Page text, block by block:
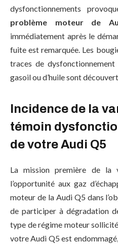
dysfonctionnements
problème moteur de
immédiatement après le
fuite est remarquée. Les
traces de
gasoil ou d’huile sont
Incidence de la
témoin
de votre Audi Q5
La mission première de la
l’opportunité aux gaz
moteur de la Audi Q5 dans
de participer à dégradation
type de régime moteur
votre Audi Q5 est